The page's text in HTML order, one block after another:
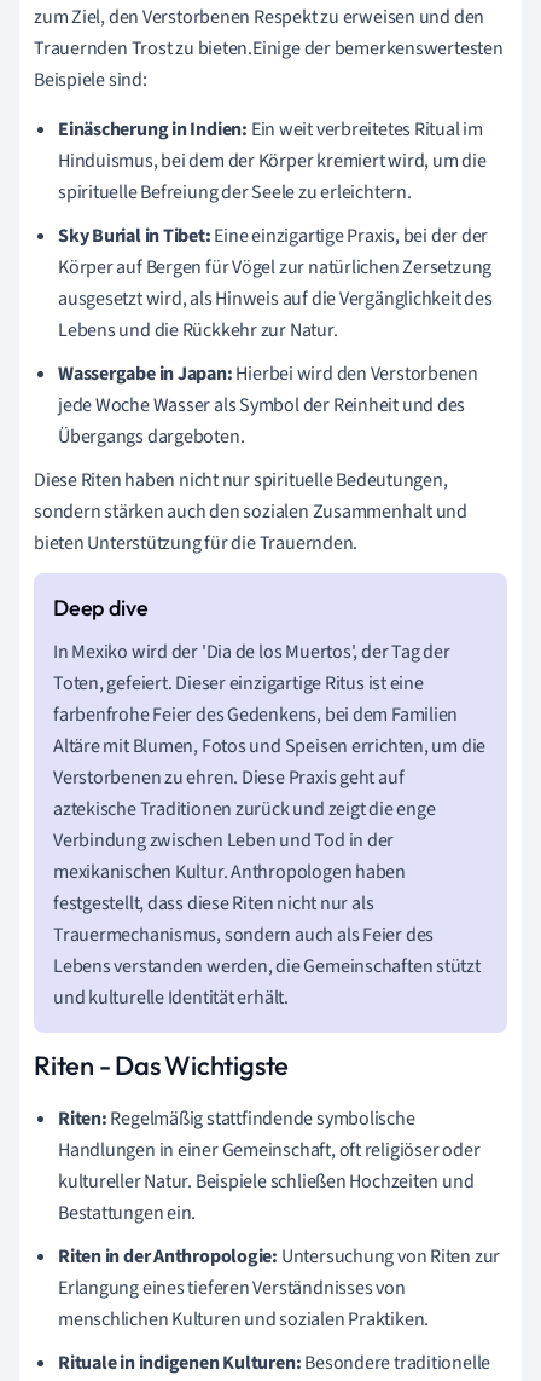
zum Ziel, den Verstorbenen Respekt zu erweisen und den
Trauernden Trost zu bieten.Einige der bemerkenswertesten
Beispiele sind:
Einäscherung in Indien: Ein weit verbreitetes Ritual im
Hinduismus, bei dem der Körper kremiert wird, um die
spirituelle Befreiung der Seele zu erleichtern.
Sky Burial in Tibet:Eine einzigartige Praxis, bei der der
Körper auf Bergen für Vögel zur natürlichen Zersetzung
ausgesetzt wird, als Hinweis auf die Vergänglichkeit des
Lebens und die Rückkehr zur Natur.
Wassergabe in Japan:Hierbei wird den Verstorbenen
jede Woche Wasser als Symbol der Reinheit und des
Übergangs dargeboten.
Diese Riten haben nicht nur spirituelle Bedeutungen,
sondern stärken auch den sozialen Zusammenhalt und
bieten Unterstützung für die Trauernden.
In Mexiko wird der 'Dia de los Muertos', der Tag der
Toten, gefeiert. Dieser einzigartige Ritus ist eine
farbenfrohe Feier des Gedenkens, bei dem Familien
Altäre mit Blumen, Fotos und Speisen errichten, um die
Verstorbenen zu ehren. Diese Praxis geht auf
aztekische Traditionen zurück und zeigt die enge
Verbindung zwischen Leben und Tod in der
mexikanischen Kultur. Anthropologen haben
festgestellt, dass diese Riten nicht nur als
Trauermechanismus, sondern auch als Feier des
Lebens verstanden werden, die Gemeinschaften stützt
und kulturelle Identität erhält.
Riten - Das Wichtigste
Riten:Regelmäßig stattfindende symbolische
Handlungen in einer Gemeinschaft, oft religiöser oder
kultureller Natur. Beispiele schließen Hochzeiten und
Bestattungen ein.
Riten in der Anthropologie: Untersuchung von Riten zur
Erlangung eines tieferen Verständnisses von
menschlichen Kulturen und sozialen Praktiken.
Rituale in indigenen Kulturen:Besondere traditionelle